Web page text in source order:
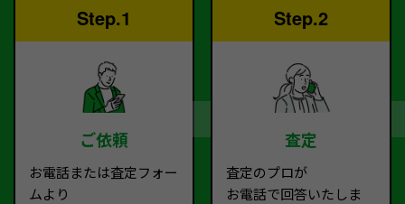
Step.1
ご依頼
お電話または査定フォー
ムより
Step.2
査定
査定のプロが
お電話で回答いたしま